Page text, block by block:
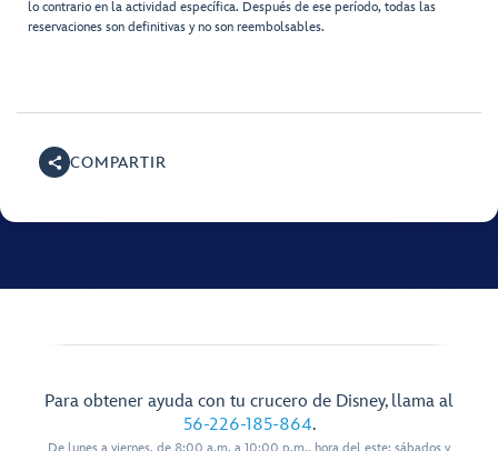
lo contrario en la actividad específica. Después de ese período, todas las
reservaciones son definitivas y no son reembolsables.
COMPARTIR
Para obtener ayuda con tu crucero de Disney, llama al
56-226-185-864.